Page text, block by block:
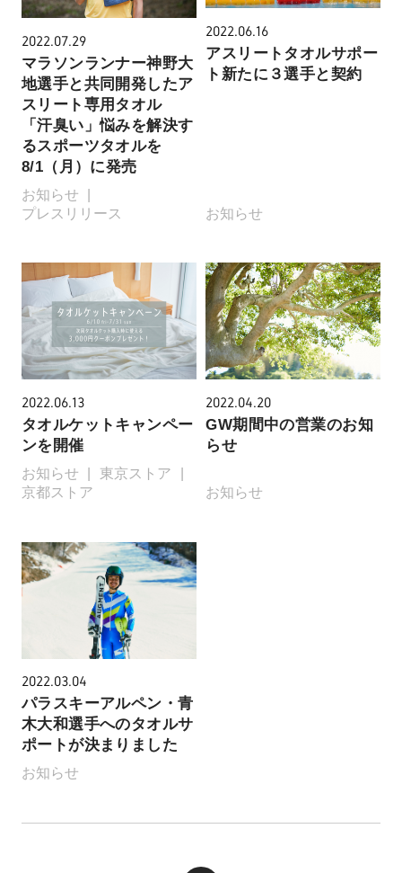
2022.07.29
マラソンランナー神野大
地選手と共同開発したア
スリート専用タオル
「汗臭い」悩みを解決す
るスポーツタオルを
8/1（月）に発売
お知らせ
プレスリリース
2022.06.16
アスリートタオルサポー
ト新たに３選手と契約
お知らせ
2022.06.13
タオルケットキャンペー
ンを開催
お知らせ
東京ストア
京都ストア
2022.04.20
GW期間中の営業のお知
らせ
お知らせ
2022.03.04
パラスキーアルペン・青
木大和選手へのタオルサ
ポートが決まりました
お知らせ